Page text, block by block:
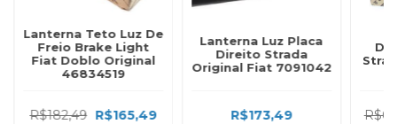
Lanterna Teto Luz De
Freio Brake Light
Fiat Doblo Original
46834519
R$182,49 R$165,49
Lanterna Luz Placa
Direito Strada
Original Fiat 7091042
R$173,49